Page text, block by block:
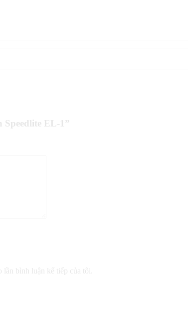
EL-1”
bình luận kế tiếp của tôi.